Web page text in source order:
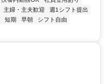
主婦・主夫歓迎
週1シフト提出
短期 早朝
シフト自由